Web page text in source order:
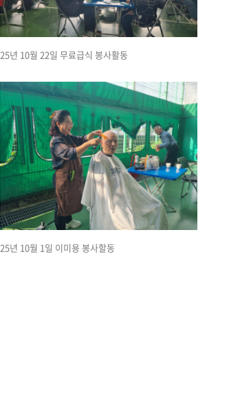
25년 10월 22일 무료급식 봉사활동
25년 10월 1일 이미용 봉사할동